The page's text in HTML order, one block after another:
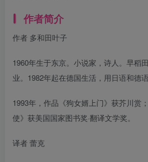
作者简介
作者 多和田叶子
1960年生于东京。小说家，诗人。早稻
业。1982年起在德国生活，用日语和德语
1993年，作品《狗女婿上门》获芥川赏
使》获美国国家图书奖·翻译文学奖。
译者 蕾克